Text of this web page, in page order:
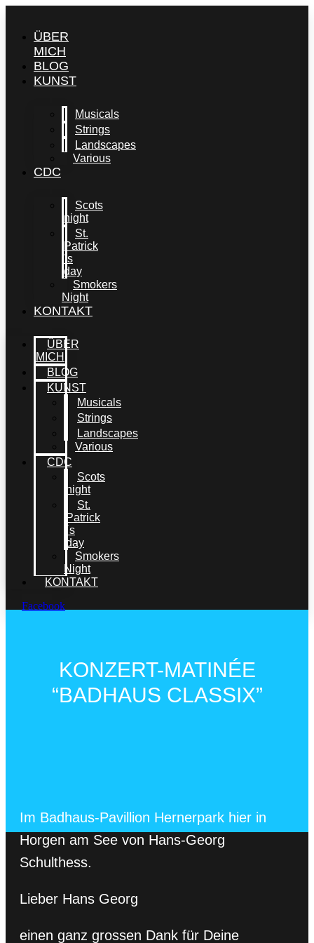
contentÜBER
MICH
BLOG
KUNST
Musicals
Strings
Landscapes
Various
CDC
Scots
night
St.
Patrick
´s
day
Smokers
Night
KONTAKT
ÜBER
MICH
BLOG
KUNST
Musicals
Strings
Landscapes
Various
CDC
Scots
night
St.
Patrick
´s
day
Smokers
Night
KONTAKT
Facebook
KONZERT-MATINÉE
“BADHAUS CLASSIX”
Im Badhaus-Pavillion Hernerpark hier in
Horgen am See von Hans-Georg
Schulthess.
Lieber Hans Georg
einen ganz grossen Dank für Deine